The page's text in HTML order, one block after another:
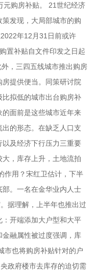
元购房补贴。 21世纪经济
发现，大局部城市的购
年12月31日前或许
置补贴自文件印发之日起
，三四五线城市推出购房
提供便当。同策研讨院
拟低的城市出台购房补
面前是这些城市近年来
的形态。在缺乏人口支
及经济下行压力三重要
，库存上升，土地流拍
作用？宋红卫估计，下半
。一名在金华业内人士
据理解，上半年也推出过
开端添加大户型和大平
融属性被过度强调，库
市也将购房补贴针对的户
政府楼市去库存的迫切需